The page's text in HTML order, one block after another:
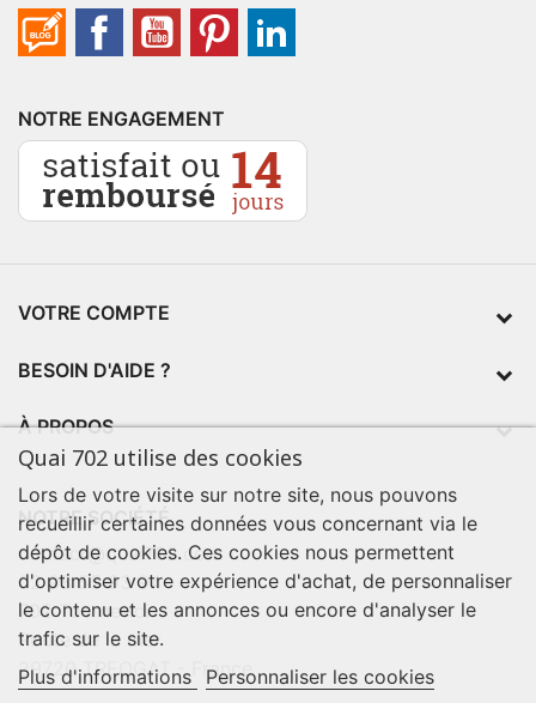
NOTRE ENGAGEMENT
VOTRE COMPTE
BESOIN D'AIDE ?
À PROPOS
NOTRE SOCIÉTÉ
contact@quai702.com
02 98 55 93 94
702 Tourne-Ici
Route de la mer
29720 TREOGAT - France
Quai 702 utilise des cookies
Lors de votre visite sur notre site, nous pouvons
recueillir certaines données vous concernant via le
dépôt de cookies. Ces cookies nous permettent
d'optimiser votre expérience d'achat, de personnaliser
le contenu et les annonces ou encore d'analyser le
trafic sur le site.
Plus d'informations
Personnaliser les cookies